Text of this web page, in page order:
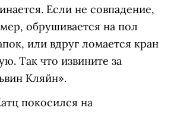
Если не совпадение,
обрушивается на пол
или вдруг ломается кран
Так что извините за
Кляйн».
покосился на